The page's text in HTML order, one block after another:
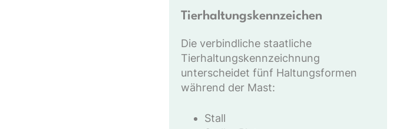
Tierhaltungskennzeichen
Die verbindliche staatliche
Tierhaltungskennzeichnung
unterscheidet fünf Haltungsformen
während der Mast:
Stall